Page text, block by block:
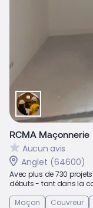
RCMA Maçonnerie
Aucun avis
Anglet (64600)
Avec plus de 730
débuts - tant dans la
Maçon
Couvreur